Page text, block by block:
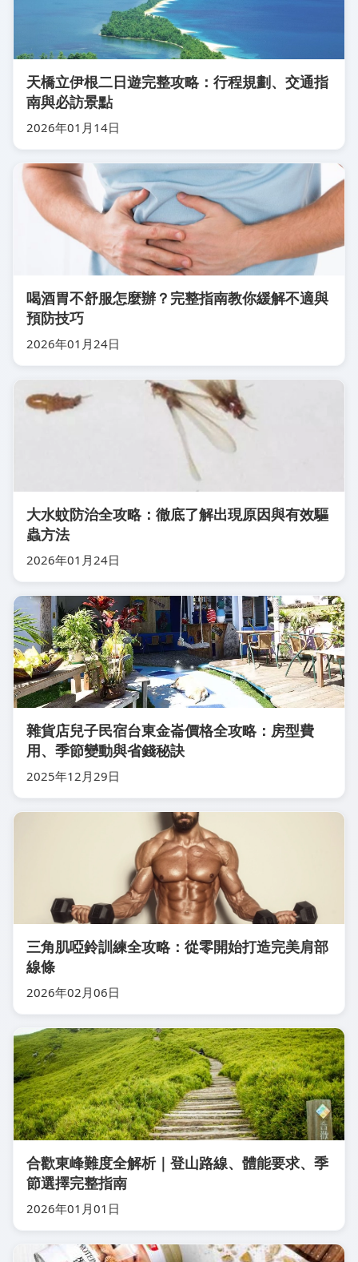
天橋立伊根二日遊完整攻略：行程規劃、交通指
南與必訪景點
2026年01月14日
喝酒胃不舒服怎麼辦？完整指南教你緩解不適與
預防技巧
2026年01月24日
大水蚊防治全攻略：徹底了解出現原因與有效驅
蟲方法
2026年01月24日
雜貨店兒子民宿台東金崙價格全攻略：房型費
用、季節變動與省錢秘訣
2025年12月29日
三角肌啞鈴訓練全攻略：從零開始打造完美肩部
線條
2026年02月06日
合歡東峰難度全解析｜登山路線、體能要求、季
節選擇完整指南
2026年01月01日